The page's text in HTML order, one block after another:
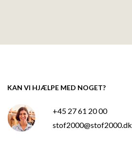
KAN VI HJÆLPE MED NOGET?
+45 27 61 20 00
stof2000@stof2000.dk